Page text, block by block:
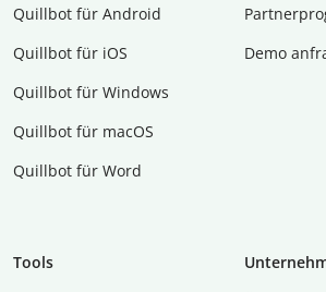
Quillbot für Android
Quillbot für iOS
Quillbot für Windows
Quillbot für macOS
Quillbot für Word
Demo
Tools